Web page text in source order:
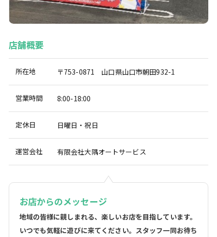
店舗概要
所在地 〒753-0871 山口県山口市朝田932-1
営業時間 8:00-18:00
定休日 日曜日・祝日
運営会社 有限会社大隅オートサービス
お店からのメッセージ
地域の皆様に親しまれる、楽しいお店を目指しています。
いつでも気軽に遊びに来てください。スタッフ一同お待ち